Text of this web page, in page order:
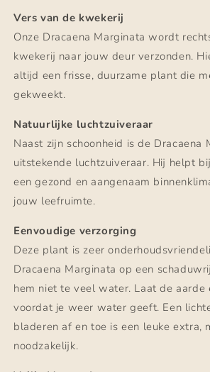
Vers van de kwekerij
Onze Dracaena Marginata wordt
kwekerij naar jouw deur verzonden.
altijd een frisse, duurzame plant die
gekweekt.
Natuurlijke luchtzuiveraar
Naast zijn schoonheid is de Dracaena
uitstekende luchtzuiveraar. Hij helpt
een gezond en aangenaam
jouw leefruimte.
Eenvoudige verzorging
Deze plant is zeer
Dracaena Marginata op een
hem niet te veel water. Laat de aarde
voordat je weer water geeft. Een
bladeren af en toe is een leuke extra,
noodzakelijk.